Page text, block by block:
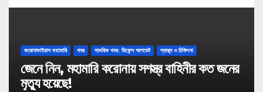
করোনাভাইরাস মহামারি খবর সামরিক খবর: ডিফেন্স আপডেট স্বাস্থ্য ও চিকিৎসা
জেনে নিন, মহামারি করোনায় সশস্ত্র বাহিনীর কত জনের
মৃত্যু হয়েছে!